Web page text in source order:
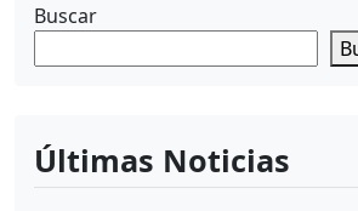
Buscar
Últimas Noticias